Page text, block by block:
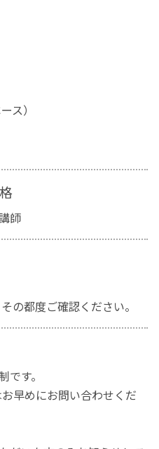
ス）
師
の都度ご確認ください。
す。
早めにお問い合わせくだ